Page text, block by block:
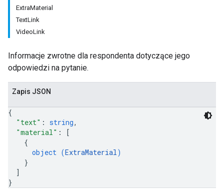
ExtraMaterial
TextLink
VideoLink
Informacje zwrotne dla respondenta dotyczące jego
odpowiedzi na pytanie.
Zapis JSON
{
"text" : string,
"material" :
[
{
object (ExtraMaterial)
}
]
}